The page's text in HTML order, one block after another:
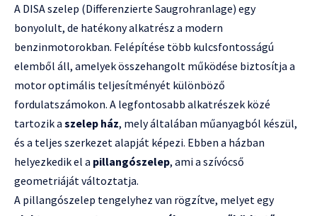
A DISA szelep (Differenzierte Saugrohranlage) egy
bonyolult, de hatékony alkatrész a modern
benzinmotorokban. Felépítése több kulcsfontosságú
elemből áll, amelyek összehangolt működése biztosítja a
motor optimális teljesítményét különböző
fordulatszámokon. A legfontosabb alkatrészek közé
tartozik a szelep ház, mely általában műanyagból készül,
és a teljes szerkezet alapját képezi. Ebben a házban
helyezkedik el a pillangószelep, ami a szívócső
geometriáját változtatja.
A pillangószelep tengelyhez van rögzítve, melyet egy